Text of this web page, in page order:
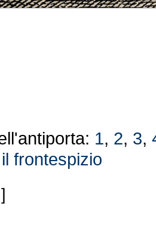
1, 2, 3,
frontespizio
]